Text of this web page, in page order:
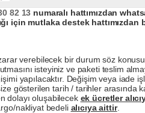
82 13 numaralı hattımızdan
için mutlaka destek
verebilecek bir durum söz
isteyiniz ve paketi teslim
yapılacaktır. Değişim veya iade
gösterilen tarih / tarihler
dolayı oluşabilecek ek ücretler
nakliyat bedeli alıcıya aittir.